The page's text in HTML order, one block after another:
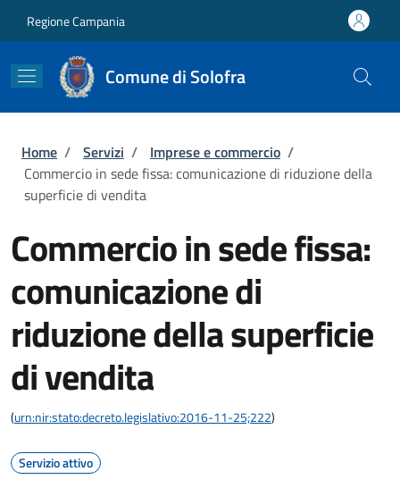
Regione Campania
Comune di Solofra
Briciole di pane
Home / Servizi / Imprese e commercio /
Commercio in sede fissa: comunicazione di riduzione della
superficie di vendita
Commercio in sede fissa:
comunicazione di
riduzione della superficie
di vendita
(urn:nir:stato:decreto.legislativo:2016-11-25;222)
Servizio attivo